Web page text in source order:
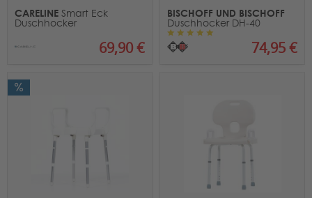
CARELINE Smart Eck
Duschhocker
69,90 €
BISCHOFF UND BISCHOFF
Duschhocker DH-40
74,95 €